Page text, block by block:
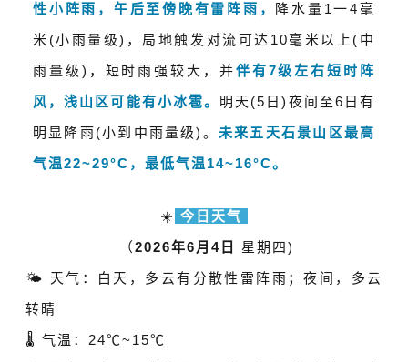
性小阵雨，午后至傍晚有雷阵雨， 降水量1一4毫
米(小雨量级)，局地触发对流可达10毫米以上(中
雨量级)，短时雨强较大，并伴有7级左右短时阵
风，浅山区可能有小冰雹。
明天(5日)夜间至6日有
明显降雨(小到中雨量级)。 未来五天石景山区最高
气温22~29°C，最低气温14~16°C。
☀️ 今日天气
（2026年6月4日
星期四)
🌤️ 天气：白天， 多云有分散性雷阵雨； 夜间， 多云
转晴
🌡️ 气温：24℃~ 15℃